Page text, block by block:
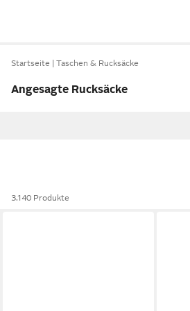
Startseite Taschen & Rucksäcke
Angesagte Rucksäcke
3.140 Produkte